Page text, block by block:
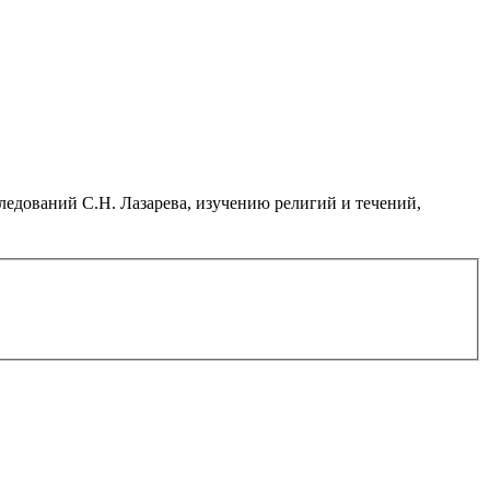
С.Н. Лазарева, изучению религий и течений,